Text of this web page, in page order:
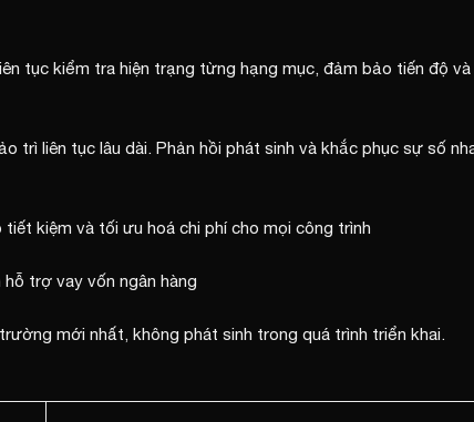
tục kiểm tra hiện trạng từng hạng mục, đảm bảo tiến độ
trì liên tục lâu dài. Phản hồi phát sinh và khắc phục sự số
kiệm và tối ưu hoá chi phí cho mọi công trình
trợ vay vốn ngân hàng
mới nhất, không phát sinh trong quá trình triển khai.